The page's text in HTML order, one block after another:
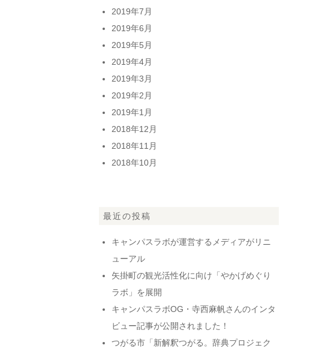
2019年7月
2019年6月
2019年5月
2019年4月
2019年3月
2019年2月
2019年1月
2018年12月
2018年11月
2018年10月
最近の投稿
キャンパスラボが運営するメディアがリニ
ューアル
矢掛町の観光活性化に向け「やかげめぐり
ラボ」を展開
キャンパスラボOG・寺西麻帆さんのインタ
ビュー記事が公開されました！
つがる市「新解釈つがる。辞典プロジェク